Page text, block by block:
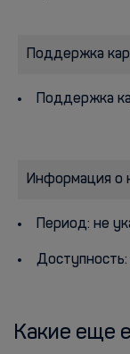
Поддержка
Поддержка
Информация о
Период: не
Доступность:
Какие еще